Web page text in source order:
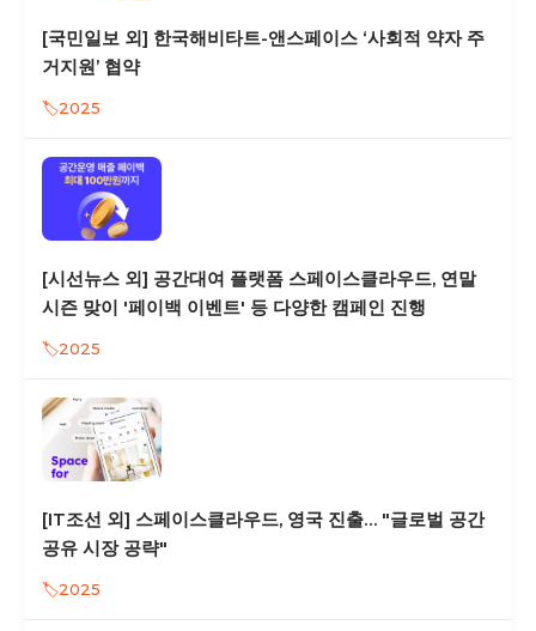
[국민일보 외] 한국해비타트-앤스페이스 ‘사회적 약자 주
거지원’ 협약
2025
[시선뉴스 외] 공간대여 플랫폼 스페이스클라우드, 연말
시즌 맞이 '페이백 이벤트' 등 다양한 캠페인 진행
2025
[IT조선 외] 스페이스클라우드, 영국 진출… "글로벌 공간
공유 시장 공략"
2025